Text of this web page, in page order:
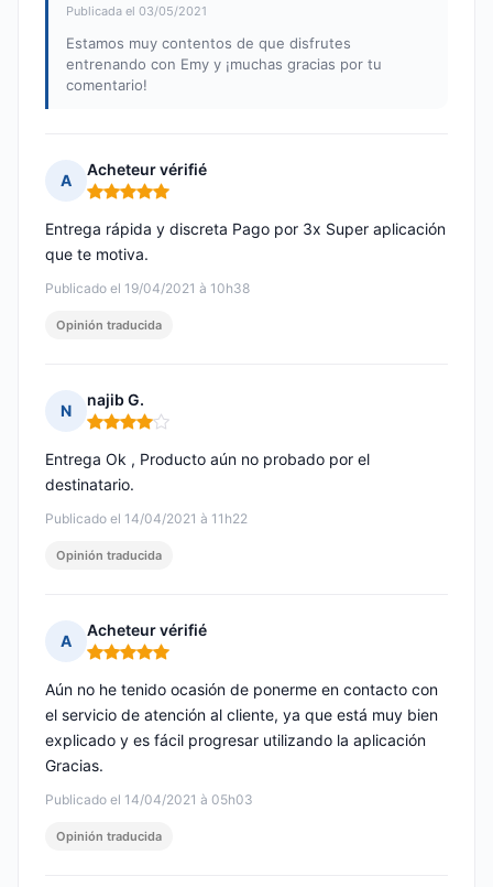
Publicada el 03/05/2021
Estamos muy contentos de que disfrutes
entrenando con Emy y ¡muchas gracias por tu
comentario!
A
Acheteur vérifié
Nota: 5 de 5
Publicado el 19/04/2021 à 10h38
Entrega rápida y discreta Pago por 3x Super aplicación
que te motiva.
Opinión traducida
N
najib G.
Nota: 4 de 5
Publicado el 14/04/2021 à 11h22
Entrega Ok , Producto aún no probado por el
destinatario.
Opinión traducida
A
Acheteur vérifié
Nota: 5 de 5
Publicado el 14/04/2021 à 05h03
Aún no he tenido ocasión de ponerme en contacto con
el servicio de atención al cliente, ya que está muy bien
explicado y es fácil progresar utilizando la aplicación
Gracias.
Opinión traducida